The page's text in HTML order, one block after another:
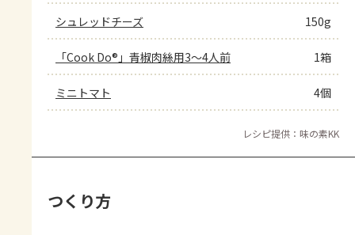
シュレッドチーズ 150g
「Cook Do®」青椒肉絲用3～4人前 1箱
ミニトマト 4個
レシピ提供：味の素KK
つくり方